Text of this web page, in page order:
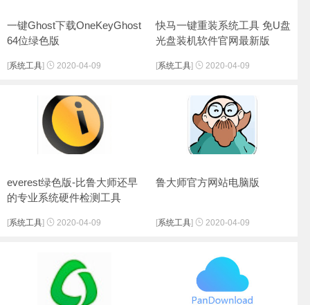
一键Ghost下载OneKeyGhost
64位绿色版
[系统工具] 2020-04-09
快马一键重装系统工具 免U盘
光盘装机软件官网最新版
[系统工具] 2020-04-09
everest绿色版-比鲁大师还早
的专业系统硬件检测工具
[系统工具] 2020-04-09
鲁大师官方网站电脑版
[系统工具] 2020-04-09